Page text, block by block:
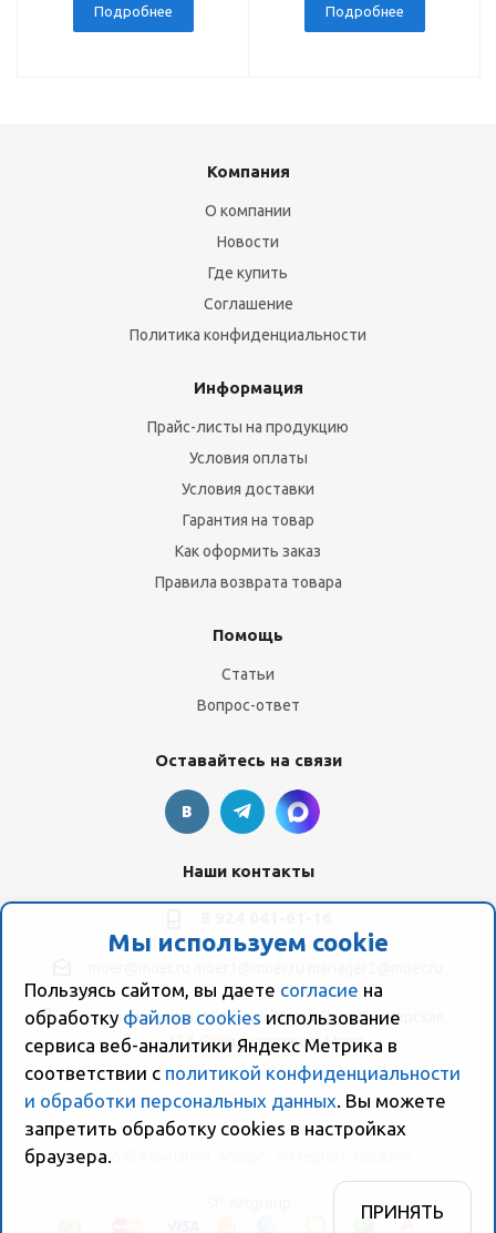
Подробнее Подробнее
Мы используем cookie
Пользуясь сайтом, вы даете согласие на
обработку файлов cookies использование
сервиса веб-аналитики Яндекс Метрика в
соответствии с политикой конфиденциальности
и обработки персональных данных. Вы можете
запретить обработку сookies в настройках
браузера.
ПРИНЯТЬ
Компания
О компании
Новости
Где купить
Соглашение
Политика конфиденциальности
Информация
Прайс-листы на продукцию
Условия оплаты
Условия доставки
Гарантия на товар
Как оформить заказ
Правила возврата товара
Помощь
Статьи
Вопрос-ответ
Оставайтесь на связи
Наши контакты
ул. Пионерская, 154 (база "Космо") ул. Пионерская,
154, Склад компании Моер
2026 © Компания "Моер" - интернет-магазин